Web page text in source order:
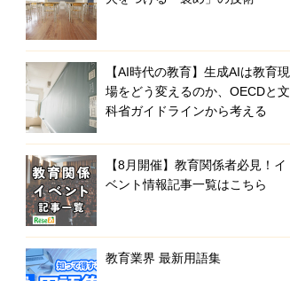
【AI時代の教育】生成AIは教育現
場をどう変えるのか、OECDと文
科省ガイドラインから考える
【8月開催】教育関係者必見！イ
ベント情報記事一覧はこちら
教育業界 最新用語集